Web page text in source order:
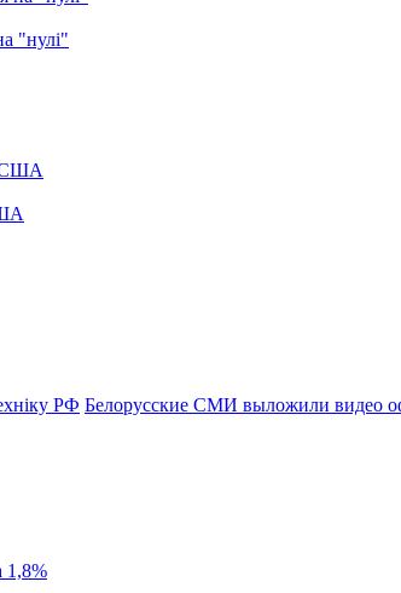
"нулі"
РФ Белорусские СМИ выложили видео
1,8%